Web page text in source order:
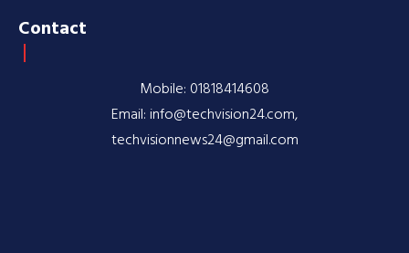
Contact
Mobile: 01818414608
Email: info@techvision24.com,
techvisionnews24@gmail.com